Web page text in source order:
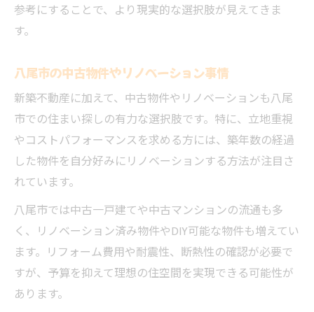
参考にすることで、より現実的な選択肢が見えてきま
す。
八尾市の中古物件やリノベーション事情
新築不動産に加えて、中古物件やリノベーションも八尾
市での住まい探しの有力な選択肢です。特に、立地重視
やコストパフォーマンスを求める方には、築年数の経過
した物件を自分好みにリノベーションする方法が注目さ
れています。
八尾市では中古一戸建てや中古マンションの流通も多
く、リノベーション済み物件やDIY可能な物件も増えてい
ます。リフォーム費用や耐震性、断熱性の確認が必要で
すが、予算を抑えて理想の住空間を実現できる可能性が
あります。